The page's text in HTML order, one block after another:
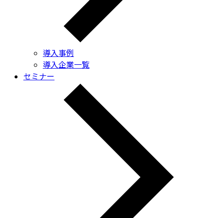
導入事例
導入企業一覧
セミナー